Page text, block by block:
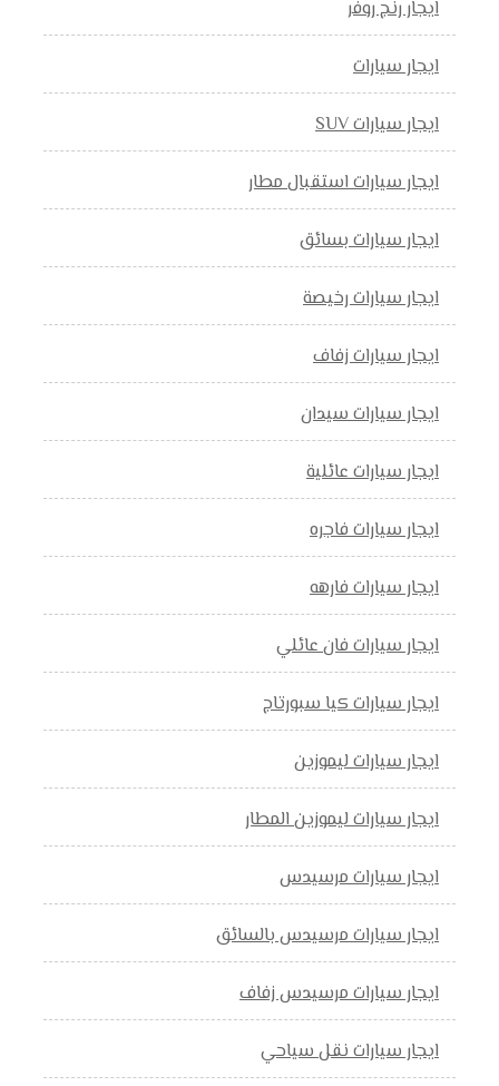
ايجار رنج روفر
ايجار سيارات
ايجار سيارات SUV
ايجار سيارات استقبال مطار
ايجار سيارات بسائق
ايجار سيارات رخيصة
ايجار سيارات زفاف
ايجار سيارات سيدان
ايجار سيارات عائلية
ايجار سيارات فاجره
ايجار سيارات فارهه
ايجار سيارات فان عائلي
ايجار سيارات كيا سبورتاج
ايجار سيارات ليموزين
ايجار سيارات ليموزين المطار
ايجار سيارات مرسيدس
ايجار سيارات مرسيدس بالسائق
ايجار سيارات مرسيدس زفاف
ايجار سيارات نقل سياحي